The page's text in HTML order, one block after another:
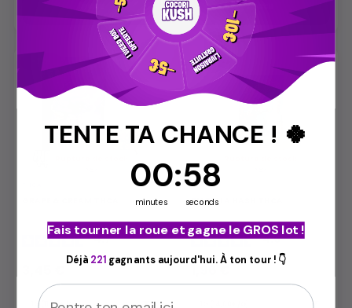
Aperçu Aperçu
-71%
4.7/5
-86%
THCA
PIATELLA HASH THCA
4.6/5
TENTE TA CHANCE ! 🍀
Countdown ends in:
0
00
minutes
: 57
57
seconds
Fais tourner la roue et gagne le GROS lot !
Déjà 221 gagnants aujourd'hui. À ton tour ! 👇
Email